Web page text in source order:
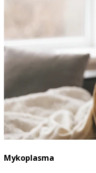
Mykoplasma